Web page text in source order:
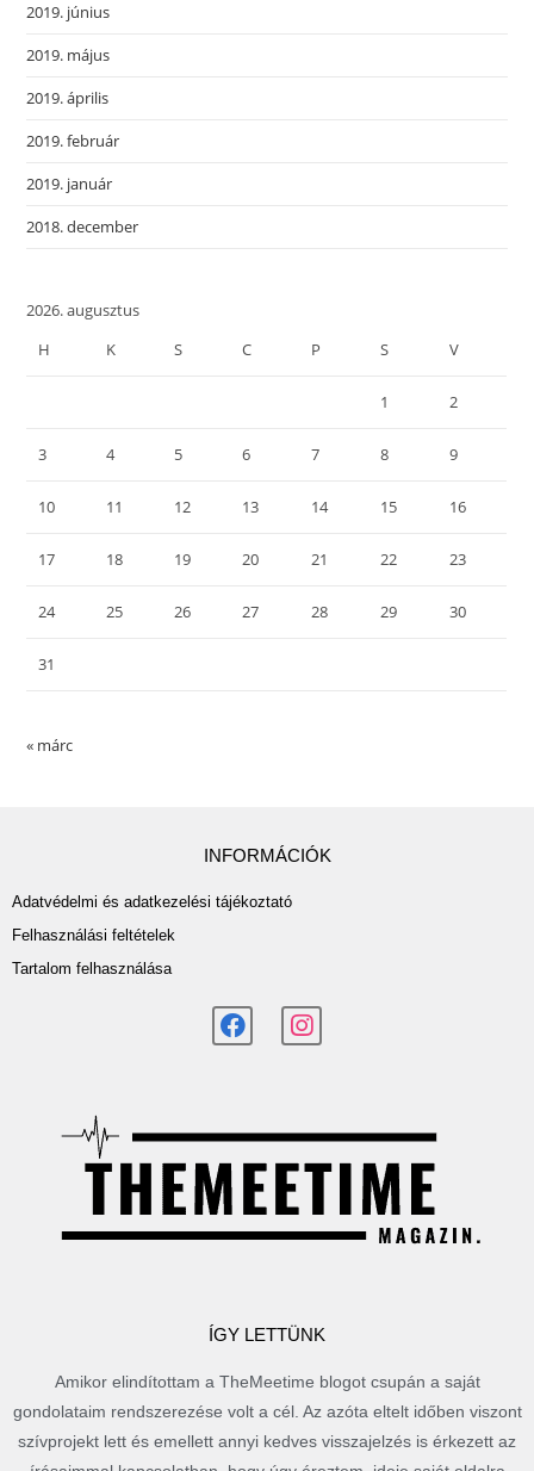
2019. június
2019. május
2019. április
2019. február
2019. január
2018. december
2026. augusztus
H
K S C P S V
1 2
3 4 5 6 7 8 9
10 11 12 13 14 15 16
17 18 19 20 21 22 23
24 25 26 27 28 29 30
31
« márc
INFORMÁCIÓK
Adatvédelmi és adatkezelési tájékoztató
Felhasználási feltételek
Tartalom felhasználása
ÍGY LETTÜNK
Amikor elindítottam a TheMeetime blogot csupán a saját
gondolataim rendszerezése volt a cél. Az azóta eltelt időben viszont
szívprojekt lett és emellett annyi kedves visszajelzés is érkezett az